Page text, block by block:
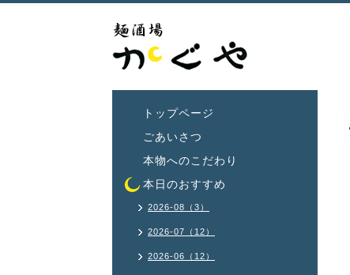
トップページ
ごあいさつ
本物へのこだわり
本日のおすすめ
2026-08（3）
2026-07（12）
2026-06（12）